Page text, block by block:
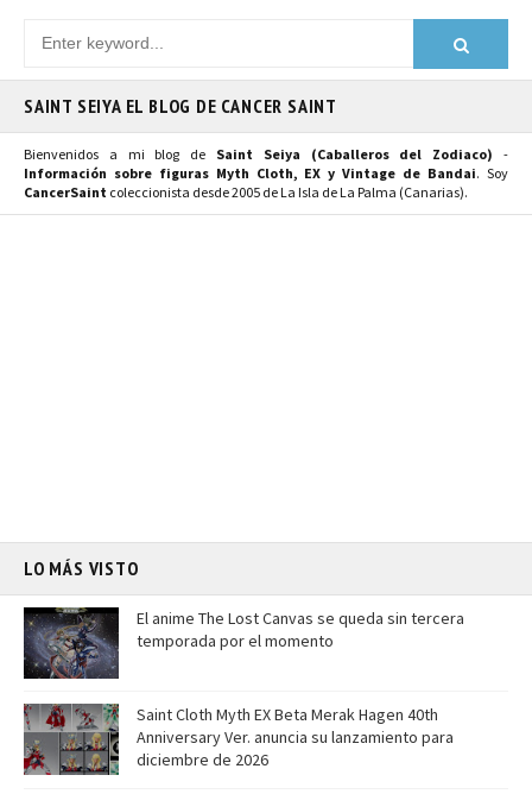
SAINT SEIYA EL BLOG DE CANCER SAINT
Bienvenidos a mi blog de Saint Seiya (Caballeros del Zodiaco) -
Información sobre figuras Myth Cloth, EX y Vintage de Bandai. Soy
CancerSaint coleccionista desde 2005 de La Isla de La Palma (Canarias).
LO MÁS VISTO
El anime The Lost Canvas se queda sin tercera
temporada por el momento
Saint Cloth Myth EX Beta Merak Hagen 40th
Anniversary Ver. anuncia su lanzamiento para
diciembre de 2026